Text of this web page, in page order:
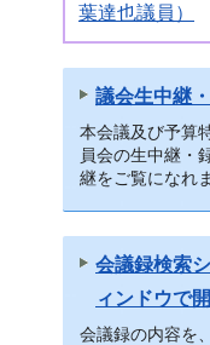
葉達也議員）
議会生中継
本会議及び予算
員会の生中継・
継をご覧になれ
会議録検索
ィンドウで
会議録の内容を